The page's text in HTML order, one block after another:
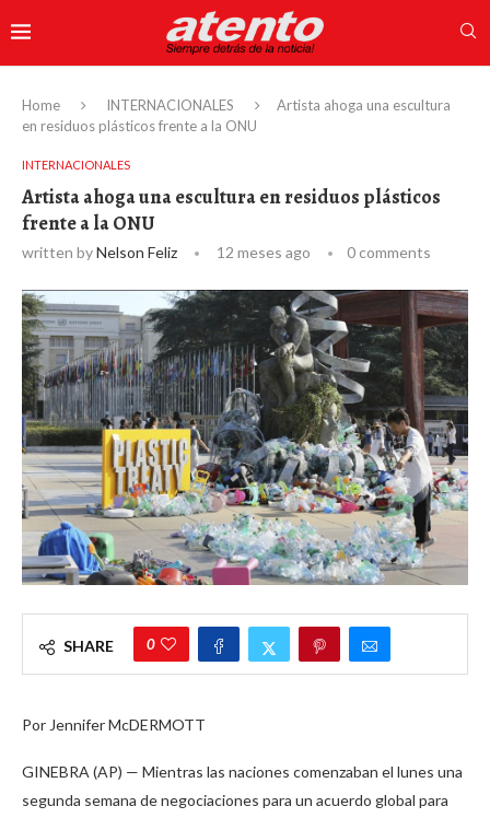
Home INTERNACIONALES
Artista ahoga una escultura
en residuos plásticos frente a la ONU
INTERNACIONALES
Artista ahoga una escultura en residuos plásticos
frente a la ONU
written byNelson Feliz 12 meses ago 0 comments
SHARE 0
Por Jennifer McDERMOTT
GINEBRA (AP) — Mientras las naciones comenzaban el lunes una
segunda semana de negociaciones para un acuerdo global para